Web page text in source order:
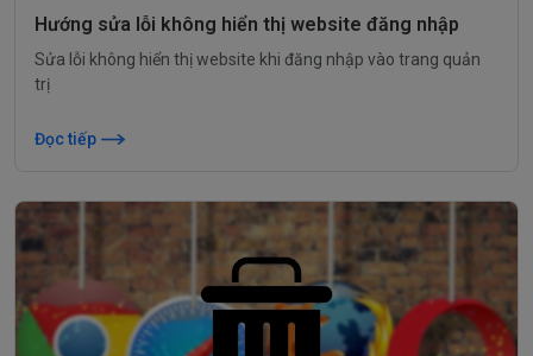
Hướng sửa lỗi không hiển thị website đăng nhập
Sửa lỗi không hiển thị website khi đăng nhập vào trang quản
trị
Đọc tiếp